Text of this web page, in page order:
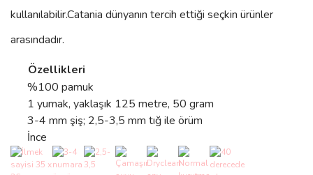
kullanılabilir.Catania dünyanın tercih ettiği seçkin ürünler
arasındadır.
Özellikleri
%100 pamuk
1 yumak, yaklaşık 125 metre, 50 gram
3-4 mm şiş; 2,5-3,5 mm tığ ile örüm
İnce